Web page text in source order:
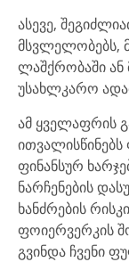
ასევე,
მსვლელობებს,
ლაშქრობაში
უსახლკარო
ამ ყველაფრის
ფინანსურ
ნარჩენების
ხანძრების
ფოიერვერკის
გვინდა ჩვენი